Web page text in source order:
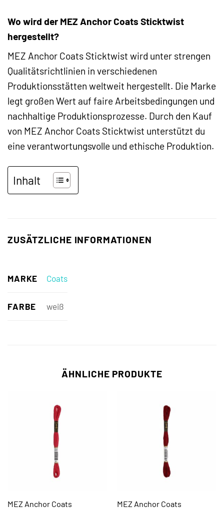
Wo wird der MEZ Anchor Coats Sticktwist
hergestellt?
MEZ Anchor Coats Sticktwist wird unter strengen
Qualitätsrichtlinien in verschiedenen
Produktionsstätten weltweit hergestellt. Die Marke
legt großen Wert auf faire Arbeitsbedingungen und
nachhaltige Produktionsprozesse. Durch den Kauf
von MEZ Anchor Coats Sticktwist unterstützt du
eine verantwortungsvolle und ethische Produktion.
Inhalt
ZUSÄTZLICHE INFORMATIONEN
MARKE Coats
FARBE weiß
ÄHNLICHE PRODUKTE
MEZ Anchor Coats MEZ Anchor Coats